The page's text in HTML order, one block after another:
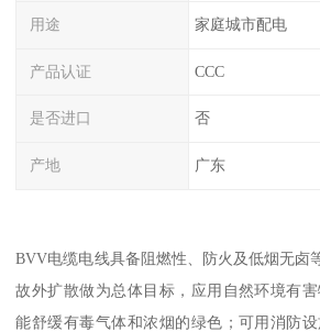
用途 家庭城市配电
产品认证 CCC
是否进口 否
产地 广东
BVV电缆电线具备阻燃性、防火及低烟无卤
故外扩散做为总体目标，应用自然环境有
能舒缓有毒气体和浓烟的绿色；可用消防